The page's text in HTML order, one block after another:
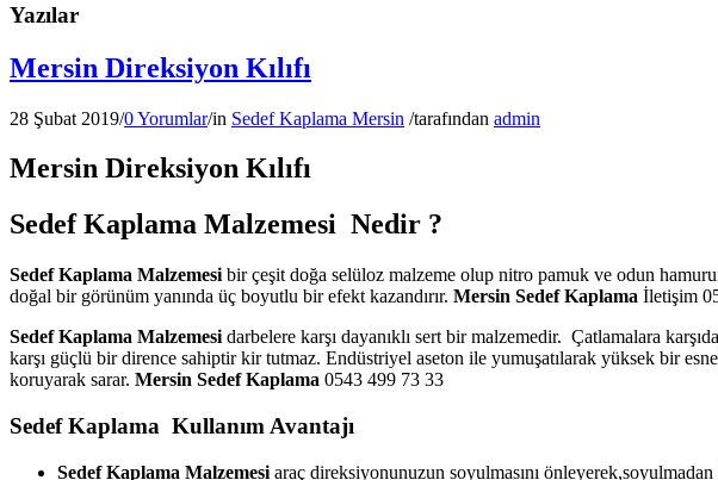
Yazılar
Mersin Direksiyon Kılıfı
28 Şubat 2019/0 Yorumlar/in Sedef Kaplama Mersin /tarafından admin
Mersin Direksiyon Kılıfı
Sedef Kaplama Malzemesi Nedir ?
Sedef Kaplama Malzemesi bir çeşit doğa selüloz malzeme olup nitro pamuk ve odun
doğal bir görünüm yanında üç boyutlu bir efekt kazandırır. Mersin Sedef Kaplama İletişim
Sedef Kaplama Malzemesi darbelere karşı dayanıklı sert bir malzemedir. Çatlamalara
karşı güçlü bir dirence sahiptir kir tutmaz. Endüstriyel aseton ile yumuşatılarak yüksek bir
koruyarak sarar. Mersin Sedef Kaplama 0543 499 73 33
Sedef Kaplama Kullanım Avantajı
Sedef Kaplama Malzemesi araç direksiyonunuzun soyulmasını